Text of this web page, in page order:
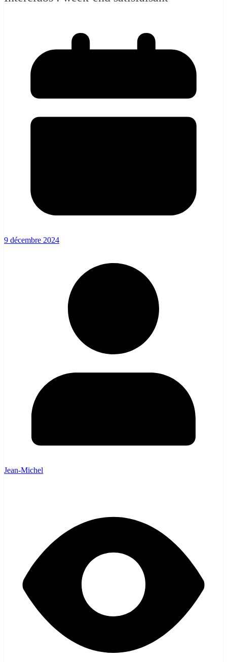
9 décembre 2024
Jean-Michel